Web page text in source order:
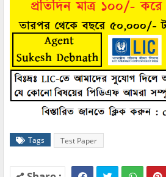
Tags Test Paper